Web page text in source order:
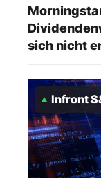
sich nicht
Infront